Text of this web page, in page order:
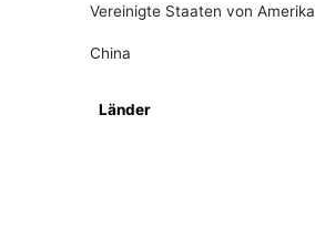
Vereinigte Staaten von Amerika
China
Länder